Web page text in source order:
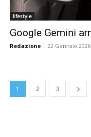
lifestyle
Google Gemini
Redazione - 22 Gennaio 2026
1 2 3